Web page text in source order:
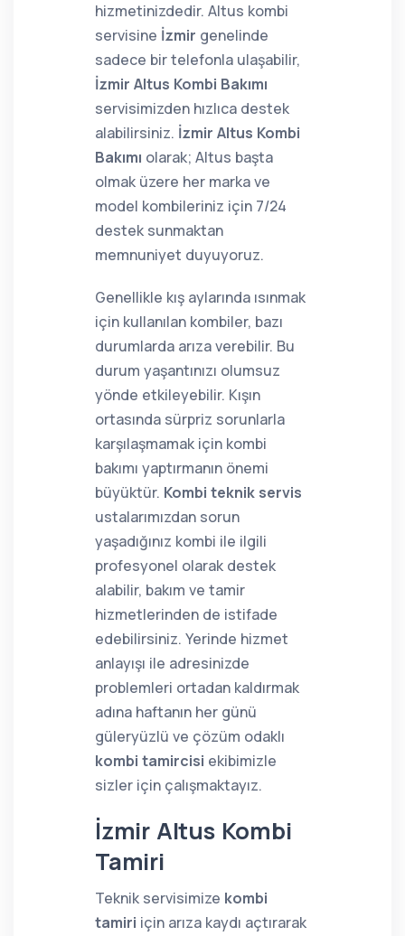
hizmetinizdedir. Altus kombi
servisine İzmir genelinde
sadece bir telefonla ulaşabilir,
İzmir Altus Kombi Bakımı
servisimizden hızlıca destek
alabilirsiniz. İzmir Altus Kombi
Bakımı olarak; Altus başta
olmak üzere her marka ve
model kombileriniz için 7/24
destek sunmaktan
memnuniyet duyuyoruz.
Genellikle kış aylarında ısınmak
için kullanılan kombiler, bazı
durumlarda arıza verebilir. Bu
durum yaşantınızı olumsuz
yönde etkileyebilir. Kışın
ortasında sürpriz sorunlarla
karşılaşmamak için kombi
bakımı yaptırmanın önemi
büyüktür. Kombi teknik servis
ustalarımızdan sorun
yaşadığınız kombi ile ilgili
profesyonel olarak destek
alabilir, bakım ve tamir
hizmetlerinden de istifade
edebilirsiniz. Yerinde hizmet
anlayışı ile adresinizde
problemleri ortadan kaldırmak
adına haftanın her günü
güleryüzlü ve çözüm odaklı
kombi tamircisi ekibimizle
sizler için çalışmaktayız.
İzmir Altus Kombi
Tamiri
Teknik servisimize kombi
tamiri için arıza kaydı açtırarak